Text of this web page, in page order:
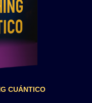
CUÁNTICO